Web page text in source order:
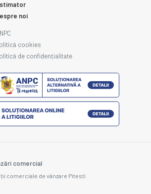
noi
cookies
de confidențialitate
comercial
comerciale de vânzare Pitesti